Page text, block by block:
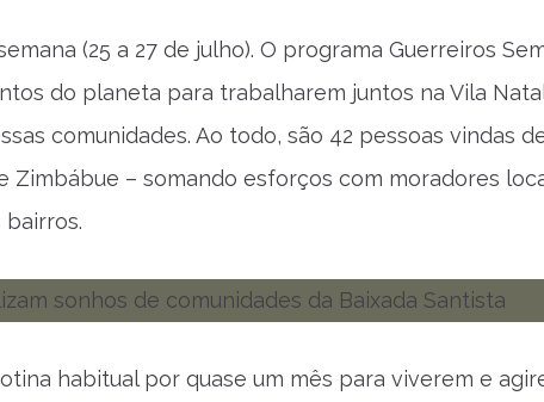
(25 a 27 de julho). O programa Guerreiros
do planeta para trabalharem juntos na Vila
comunidades. Ao todo, são 42 pessoas vindas
Zimbábue – somando esforços com moradores
habitual por quase um mês para viverem e